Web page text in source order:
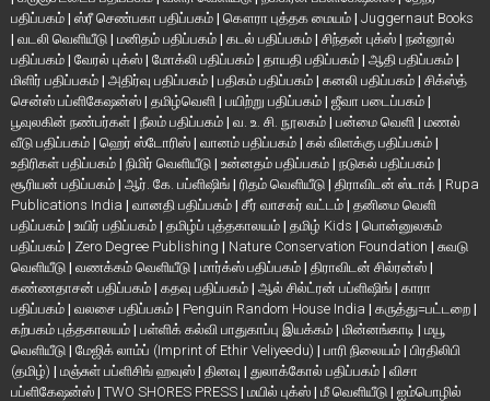
பதிப்பகம் | ஸ்ரீ செண்பகா பதிப்பகம் | கௌரா புத்தக மையம் | Juggernaut Books
| வடலி வெளியீடு | மனிதம் பதிப்பகம் | கடல் பதிப்பகம் | சிந்தன் புக்ஸ் | நன்னூல்
பதிப்பகம் | வேரல் புக்ஸ் | மோக்லி பதிப்பகம் | தாயதி பதிப்பகம் | ஆதி பதிப்பகம் |
மிளிர் பதிப்பகம் | அதிர்வு பதிப்பகம் | பதிகம் பதிப்பகம் | கனலி பதிப்பகம் | சிக்ஸ்த்
சென்ஸ் பப்ளிகேஷன்ஸ் | தமிழ்வெளி | பயிற்று பதிப்பகம் | ஜீவா படைப்பகம் |
பூவுலகின் நண்பர்கள் | நீலம் பதிப்பகம் | வ. உ. சி. நூலகம் | பன்மை வெளி | மணல்
வீடு பதிப்பகம் | ஹெர் ஸ்டோரிஸ் | வானம் பதிப்பகம் | கல் விளக்கு பதிப்பகம் |
உதிரிகள் பதிப்பகம் | நிமிர் வெளியீடு | உன்னதம் பதிப்பகம் | நடுகல் பதிப்பகம் |
சூரியன் பதிப்பகம் | ஆர். கே. பப்ளிஷிங் | ரிதம் வெளியீடு | திராவிடன் ஸ்டாக் | Rupa
Publications India | வானதி பதிப்பகம் | சீர் வாசகர் வட்டம் | தனிமை வெளி
பதிப்பகம் | உயிர் பதிப்பகம் | தமிழ்ப் புத்தகாலயம் | தமிழ் Kids | பொன்னுலகம்
பதிப்பகம் | Zero Degree Publishing | Nature Conservation Foundation | சுவடு
வெளியீடு | வணக்கம் வெளியீடு | மார்க்ஸ் பதிப்பகம் | திராவிடன் சில்ரன்ஸ் |
கண்ணதாசன் பதிப்பகம் | கதவு பதிப்பகம் | ஆல் சில்ட்ரன் பப்ளிஷிங் | காரா
பதிப்பகம் | வலசை பதிப்பகம் | Penguin Random House India | கருத்து=பட்டறை |
கற்பகம் புத்தகாலயம் | பள்ளிக் கல்வி பாதுகாப்பு இயக்கம் | மின்னங்காடி | மயூ
வெளியீடு | மேஜிக் லாம்ப் (Imprint of Ethir Veliyeedu) | பாரி நிலையம் | பிரதிலிபி
(தமிழ்) | மஞ்சுள் பப்ளிசிங் ஹவுஸ் | தினவு | துலாக்கோல் பதிப்பகம் | விசா
பப்ளிகேஷன்ஸ் | TWO SHORES PRESS | மயில் புக்ஸ் | மீ வெளியீடு | ஐம்பொழில்